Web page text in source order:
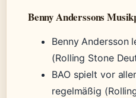
Benny Anderssons
Benny Andersson
(Rolling Stone
BAO spielt vor
regelmäßig